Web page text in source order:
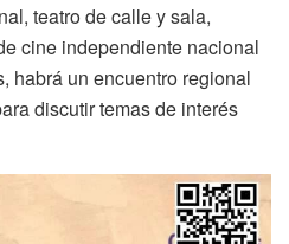
teatro de calle y sala,
cine independiente nacional
habrá un encuentro regional
discutir temas de interés